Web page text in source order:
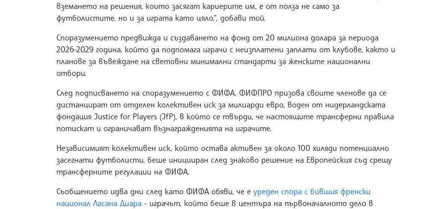
вземането на решения, които засягат кариерите им, е от полза не само за
футболистите, но и за играта като цяло.“, добави той.
Споразумението предвижда и създаването на фонд от 20 милиона долара за периода
2026-2029 година, който да подпомага играчи с неизплатени заплати от клубове, както и
планове за въвеждане на световни минимални стандарти за женските национални
отбори.
След подписването на споразумението с ФИФА, ФИФПРО призова своите членове да се
дистанцират от отделен колективен иск за милиарди евро, воден от нидерландската
фондация Justice for Players (JfP), в който се твърди, че настоящите трансферни правила
потискат и ограничават възнагражденията на играчите.
Независимият колективен иск, който остава активен за около 100 хиляди потенциално
засегнати футболисти, беше иницииран след знаково решение на Европейския съд срещу
трансферните регулации на ФИФА.
Съобщението идва дни след като ФИФА обяви, че е уреден спора с бившия френски
национал Ласана Диара - играчът, който беше в центъра на първоначалното дело в